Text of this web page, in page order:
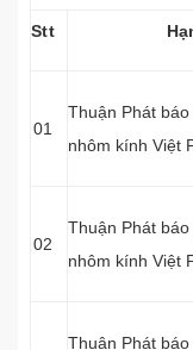
Stt
01
Thuận Phát
nhôm kính Việt
02
Thuận Phát
nhôm kính Việt
Thuận Phát